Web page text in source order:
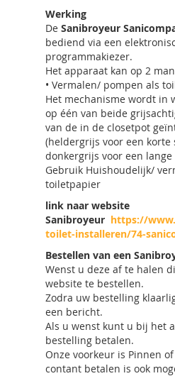
Werking
De Sanibroyeur
bediend via een
programmakiezer.
Het apparaat kan op 2
• Vermalen/ pompen als
Het mechanisme wordt in
op één van beide
van de in de closetpot
(heldergrijs voor een korte
donkergrijs voor een
Gebruik Huishoudelijk/
toiletpapier
link naar website
Sanibroyeur https://
toilet-installeren/74-
Bestellen van een
Wenst u deze af te halen
website te bestellen.
Zodra uw bestelling
een bericht.
Als u wenst kunt u bij het
bestelling betalen.
Onze voorkeur is Pinnen
contant betalen is ook